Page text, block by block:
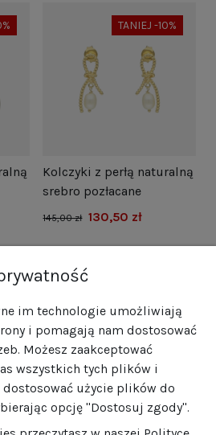
TANIEJ -10%
Kolczyki z perłą naturalną
srebro pozłacane
145,00 zł 130,50 zł
im technologie umożliwiają
i pomagają nam dostosować
Możesz zaakceptować
wszystkich tych plików i
użycie plików do
opcję "Dostosuj zgody".